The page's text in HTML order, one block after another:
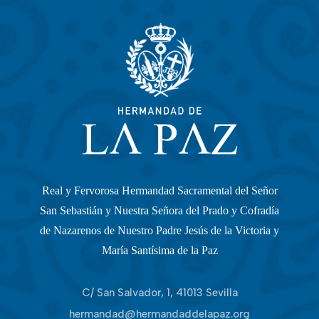
Real y Fervorosa Hermandad Sacramental del Señor
San Sebastián y Nuestra Señora del Prado y Cofradía
de Nazarenos de Nuestro Padre Jesús de la Victoria y
María Santísima de la Paz
C/ San Salvador, 1, 41013 Sevilla
hermandad@hermandaddelapaz.org